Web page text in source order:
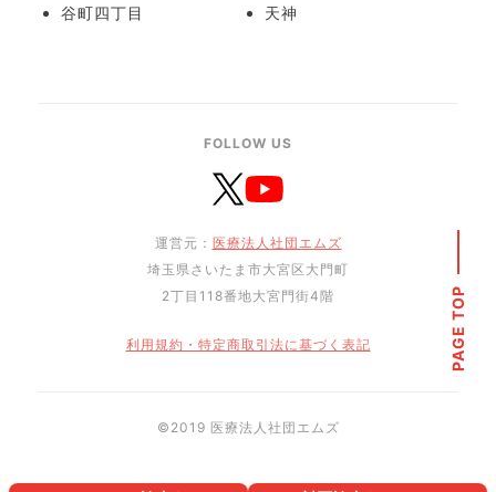
谷町四丁目
天神
FOLLOW US
運営元： 医療法人社団エムズ
埼玉県さいたま市大宮区大門町
2丁目118番地大宮門街4階
利用規約・特定商取引法に基づく表記
©︎2019 医療法人社団エムズ
PAGE TOP